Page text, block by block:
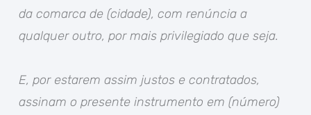
da comarca de (cidade), com renúncia a
qualquer outro, por mais privilegiado que seja.
E, por estarem assim justos e contratados,
assinam o presente instrumento em (número)